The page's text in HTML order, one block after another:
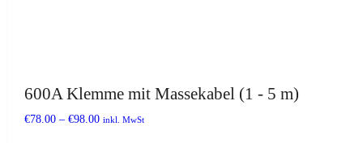
600A Klemme mit Massekabel (1 - 5 m)
€78.00 – €98.00 inkl. MwSt